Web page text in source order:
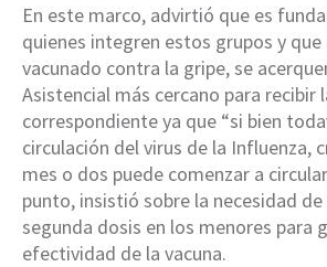
En este marco, advirtió que es
quienes integren estos grupos y que
vacunado contra la gripe, se
Asistencial más cercano para recibir
correspondiente ya que “si bien
circulación del virus de la Influenza,
mes o dos puede comenzar a
punto, insistió sobre la necesidad de
segunda dosis en los menores para
efectividad de la vacuna.